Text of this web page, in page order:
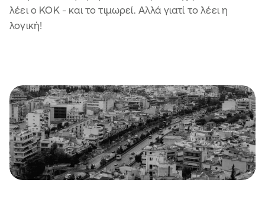
λέει ο ΚΟΚ - και το τιμωρεί. Αλλά γιατί το λέει η
λογική!